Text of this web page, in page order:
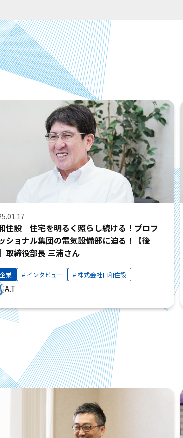
住設｜住宅を明るく照らし続ける！プロフ
ショナル集団の電気設備部に迫る！【後
取締役部長 三浦さん
企業 インタビュー 株式会社日和住設
A.T